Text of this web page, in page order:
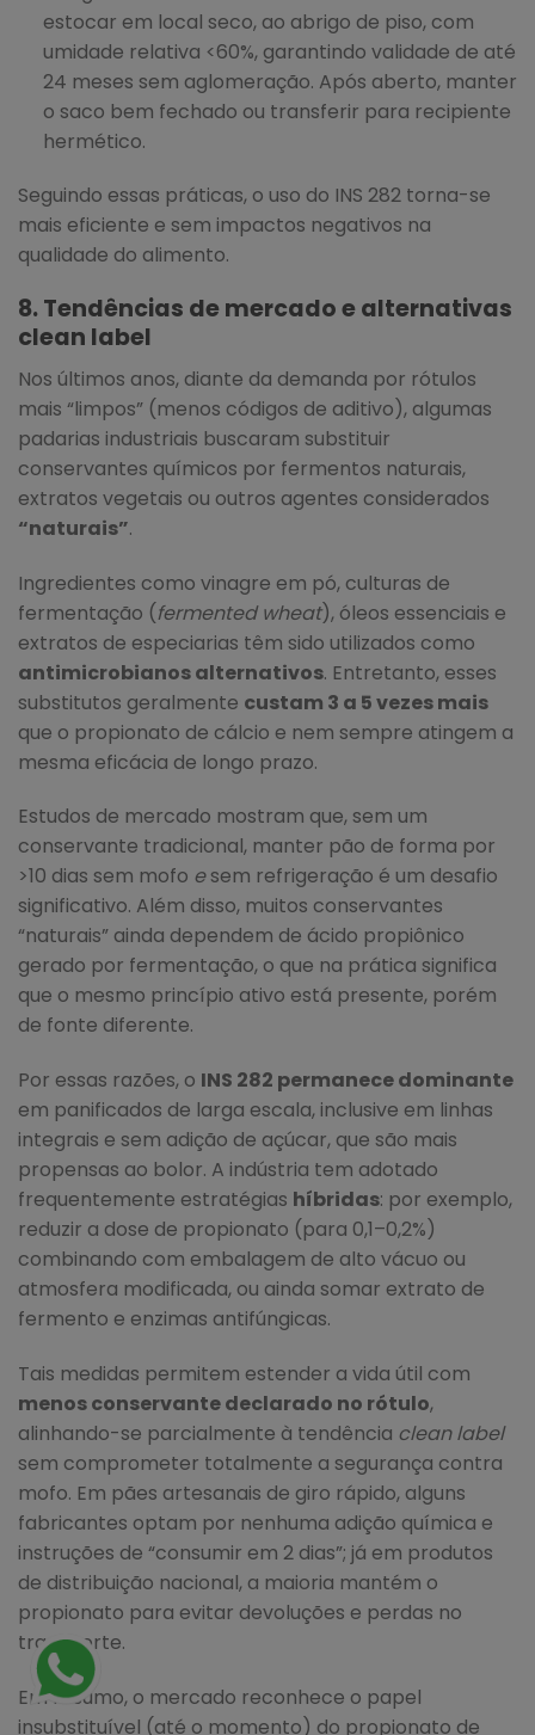
estocar em local seco, ao abrigo de piso, com
umidade relativa <60%, garantindo validade de até
24 meses sem aglomeração. Após aberto, manter
o saco bem fechado ou transferir para recipiente
hermético.
Seguindo essas práticas, o uso do INS 282 torna-se
mais eficiente e sem impactos negativos na
qualidade do alimento.
8. Tendências de mercado e alternativas
clean label
Nos últimos anos, diante da demanda por rótulos
mais “limpos” (menos códigos de aditivo), algumas
padarias industriais buscaram substituir
conservantes químicos por fermentos naturais,
extratos vegetais ou outros agentes considerados
“naturais”.
Ingredientes como vinagre em pó, culturas de
fermentação (fermented wheat), óleos essenciais e
extratos de especiarias têm sido utilizados como
antimicrobianos alternativos. Entretanto, esses
substitutos geralmente custam 3 a 5 vezes mais
que o propionato de cálcio e nem sempre atingem a
mesma eficácia de longo prazo.
Estudos de mercado mostram que, sem um
conservante tradicional, manter pão de forma por
>10 dias sem mofo esem refrigeração é um desafio
significativo. Além disso, muitos conservantes
“naturais” ainda dependem de ácido propiônico
gerado por fermentação, o que na prática significa
que o mesmo princípio ativo está presente, porém
de fonte diferente.
Por essas razões, o INS 282 permanece dominante
em panificados de larga escala, inclusive em linhas
integrais e sem adição de açúcar, que são mais
propensas ao bolor. A indústria tem adotado
frequentemente estratégias híbridas: por exemplo,
reduzir a dose de propionato (para 0,1–0,2%)
combinando com embalagem de alto vácuo ou
atmosfera modificada, ou ainda somar extrato de
fermento e enzimas antifúngicas.
Tais medidas permitem estender a vida útil com
menos conservante declarado no rótulo,
alinhando-se parcialmente à tendência clean label
sem comprometer totalmente a segurança contra
mofo. Em pães artesanais de giro rápido, alguns
fabricantes optam por nenhuma adição química e
instruções de “consumir em 2 dias”; já em produtos
de distribuição nacional, a maioria mantém o
propionato para evitar devoluções e perdas no
transporte.
Em resumo, o mercado reconhece o papel
insubstituível (até o momento) do propionato de